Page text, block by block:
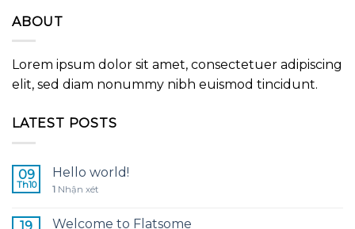
ABOUT
Lorem ipsum dolor sit amet, consectetuer adipiscing
elit, sed diam nonummy nibh euismod tincidunt.
LATEST POSTS
09
Th10
Hello world!
1 Nhận xét
Welcome to Flatsome